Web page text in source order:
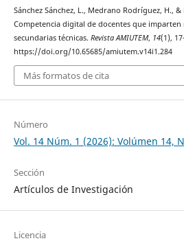
Sánchez Sánchez, L., Medrano Rodríguez, H.,
Competencia digital de docentes que imparten
secundarias técnicas. Revista AMIUTEM, 14(1),
https://doi.org/10.65685/amiutem.v14i1.284
Más formatos de cita
Número
Vol. 14 Núm. 1 (2026): Volúmen 14,
Sección
Artículos de Investigación
Licencia